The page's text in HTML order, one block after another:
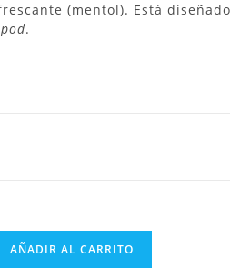
(mentol). Está
pod.
AÑADIR AL CARRITO